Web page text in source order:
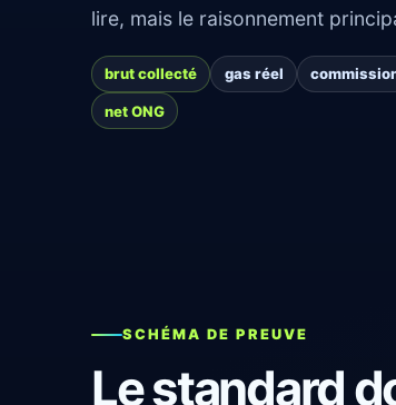
lire, mais le raisonnement
brut collecté gas réel
net ONG
SCHÉMA DE PREUVE
Le standard